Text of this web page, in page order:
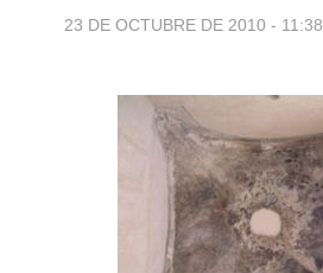
23 DE OCTUBRE DE 2010 - 11:38